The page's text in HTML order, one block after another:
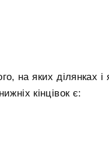
на яких ділянках і
кінцівок є: